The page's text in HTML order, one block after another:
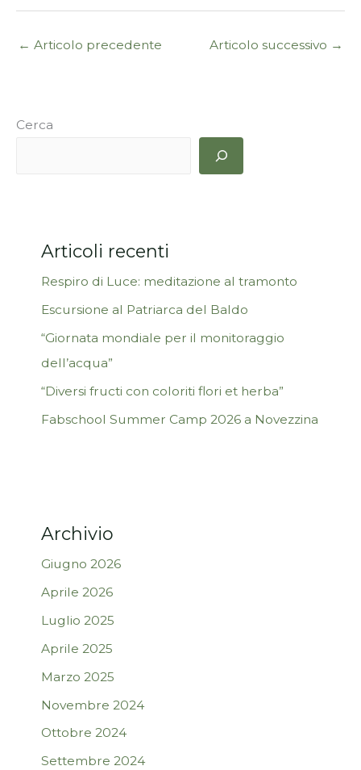
← Articolo precedente Articolo successivo →
Cerca
Articoli recenti
Respiro di Luce: meditazione al tramonto
Escursione al Patriarca del Baldo
“Giornata mondiale per il monitoraggio
dell’acqua”
“Diversi fructi con coloriti flori et herba”
Fabschool Summer Camp 2026 a Novezzina
Archivio
Giugno 2026
Aprile 2026
Luglio 2025
Aprile 2025
Marzo 2025
Novembre 2024
Ottobre 2024
Settembre 2024